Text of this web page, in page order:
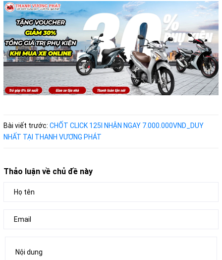
Bài viết trước: CHỐT CLICK 125I NHẬN NGAY 7.000.000VND_DUY
NHẤT TẠI THANH VƯƠNG PHÁT
Thảo luận về chủ đề này